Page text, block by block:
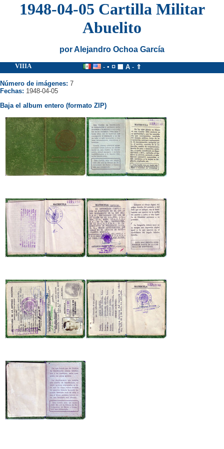
1948-04-05 Cartilla Militar
Abuelito
por Alejandro Ochoa García
VIIIA - ▪ ◽⬛ A - ⇑
Número de imágenes: 7
Fechas: 1948-04-05
Baja el album entero (formato ZIP)